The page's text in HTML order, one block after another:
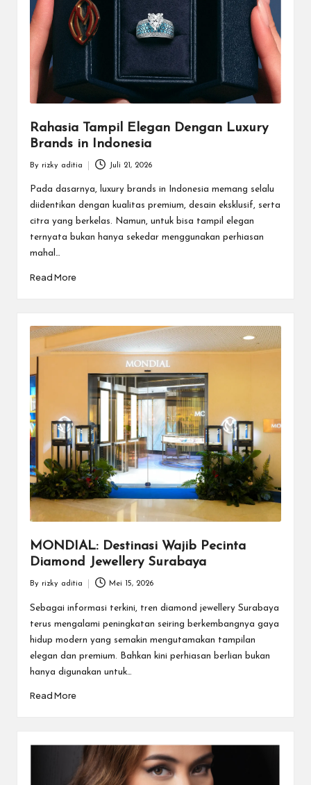
Rahasia Tampil Elegan Dengan Luxury
Brands in Indonesia
Posted
by
By rizky aditia Juli 21, 2026
Pada dasarnya, luxury brands in Indonesia memang selalu
diidentikan dengan kualitas premium, desain eksklusif, serta
citra yang berkelas. Namun, untuk bisa tampil elegan
ternyata bukan hanya sekedar menggunakan perhiasan
mahal…
Read More
MONDIAL: Destinasi Wajib Pecinta
Diamond Jewellery Surabaya
by
By rizky aditia Mei 15, 2026
Sebagai informasi terkini, tren diamond jewellery Surabaya
terus mengalami peningkatan seiring berkembangnya gaya
hidup modern yang semakin mengutamakan tampilan
elegan dan premium. Bahkan kini perhiasan berlian bukan
hanya digunakan untuk…
Read More